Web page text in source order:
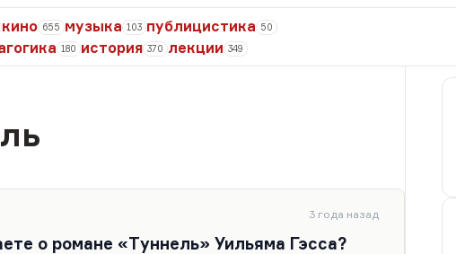
кино 655 музыка 103 публицистика 50
180 история 370 лекции 349
3 года назад
о романе «Туннель» Уильяма Гэсса?